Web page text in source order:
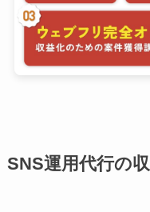
SNS運用代行の